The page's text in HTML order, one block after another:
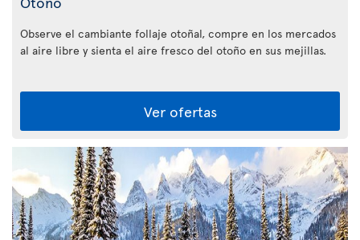
Observe el cambiante follaje otoñal, compre en los mercados
al aire libre y sienta el aire fresco del otoño en sus mejillas.
Ver ofertas